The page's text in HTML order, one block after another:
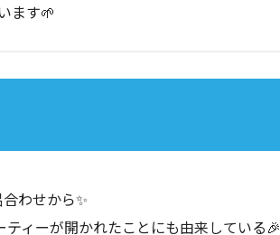
ます🌱
わせから✨
ィーが開かれたことにも由来している🎉